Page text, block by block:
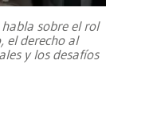
sobre el rol
el derecho al
y los desafíos